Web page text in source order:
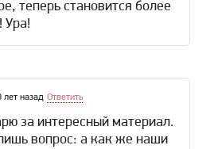
теперь становится более
Ура!
лет назад Ответить
за интересный материал.
вопрос: а как же наши